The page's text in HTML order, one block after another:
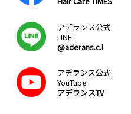
アデランス公式
LINE
@aderans.c.l
アデランス公式
YouTube
アデランスTV